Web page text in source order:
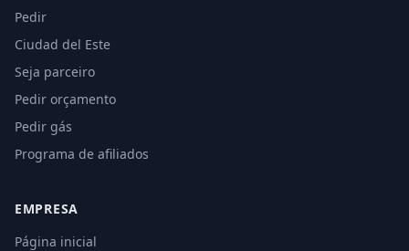
Pedir
Ciudad del Este
Seja parceiro
Pedir orçamento
Pedir gás
Programa de afiliados
EMPRESA
Página inicial